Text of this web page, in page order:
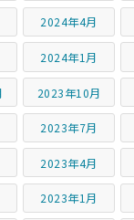
2024年4月
2024年1月
2023年10月
2023年7月
2023年4月
2023年1月